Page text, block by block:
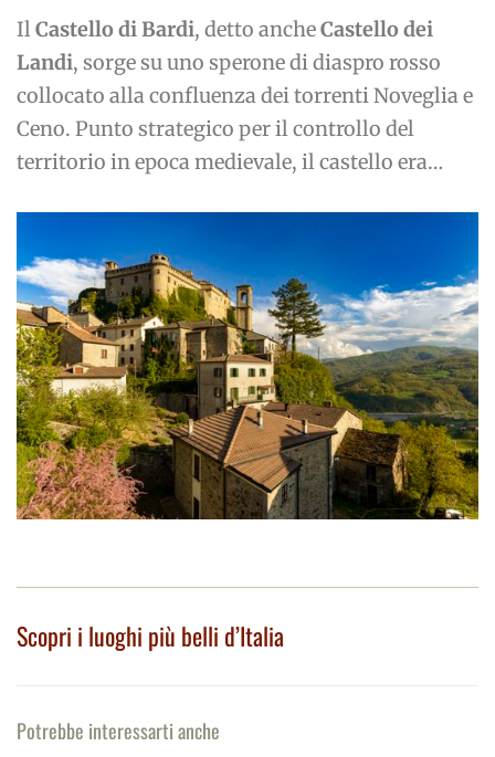
IlCastello di Bardi, detto ancheCastello dei
Landi, sorge su uno sperone di diaspro rosso
collocato alla confluenza dei torrenti Noveglia e
Ceno. Punto strategico per il controllo del
territorio in epoca medievale, il castello era…
Scopri i luoghi più belli d’Italia
Potrebbe interessarti anche